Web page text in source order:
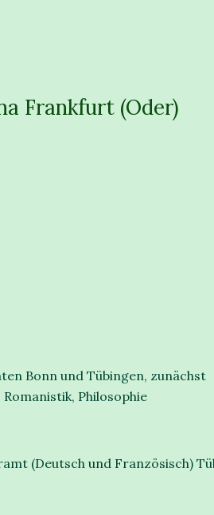
Frankfurt (Oder)
Bonn und Tübingen, zunächst
Philosophie
(Deutsch und Französisch)